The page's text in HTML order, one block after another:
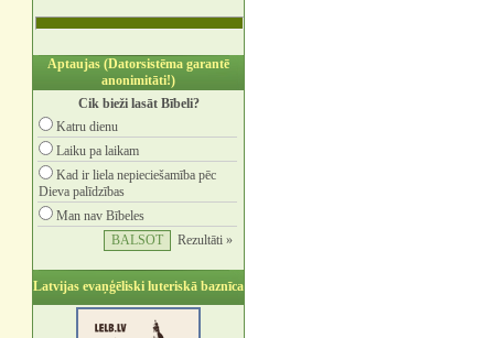
Aptaujas (Datorsistēma garantē
anonimitāti!)
Cik bieži lasāt Bībeli?
Katru dienu
Laiku pa laikam
Kad ir liela nepieciešamība pēc
Dieva palīdzības
Man nav Bībeles
Rezultāti »
Latvijas evaņģēliski luteriskā baznīca